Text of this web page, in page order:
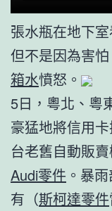
張水瓶在地下
但不是因為害
箱水憤怒。
5日，粵北、粵
豪猛地將信用
台老舊自動販
Audi零件 。暴
有（斯柯達零件